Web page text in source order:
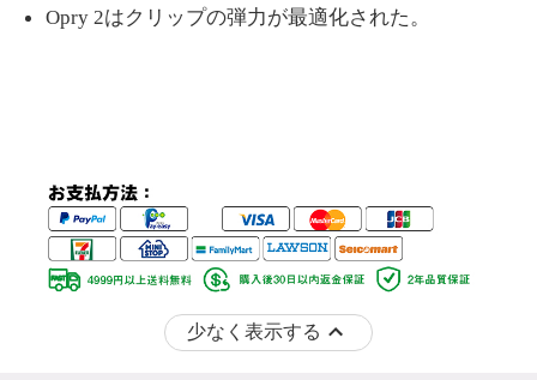
Opry 2はクリップの弾力が最適化された。
少なく表示する